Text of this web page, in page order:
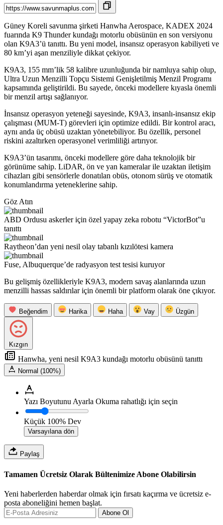
Güney Koreli savunma şirketi Hanwha Aerospace, KADEX 2024
fuarında K9 Thunder kundağı motorlu obüsünün en son versiyonu
olan K9A3’ü tanıttı. Bu yeni model, insansız operasyon kabiliyeti ve
80 km’yi aşan menziliyle dikkat çekiyor.
K9A3, 155 mm’lik 58 kalibre uzunluğunda bir namluya sahip olup,
Ultra Uzun Menzilli Topçu Sistemi Genişletilmiş Menzil Programı
kapsamında geliştirildi. Bu sayede, önceki modellere kıyasla önemli
bir menzil artışı sağlanıyor.
İnsansız operasyon yeteneği sayesinde, K9A3, insanlı-insansız ekip
çalışması (MUM-T) görevleri için optimize edildi. Bir kontrol aracı,
aynı anda üç obüsü uzaktan yönetebiliyor. Bu özellik, personel
riskini azaltırken operasyonel verimliliği artırıyor.
K9A3’ün tasarımı, önceki modellere göre daha teknolojik bir
görünüme sahip. LiDAR, ön ve yan kameralar ile uzaktan iletişim
cihazları gibi sensörlerle donatılan obüs, otonom sürüş ve otomatik
konumlandırma yeteneklerine sahip.
Göz Atın
ABD Ordusu askerler için özel yapay zeka robotu “VictorBot”u
tanıttı
Raytheon’dan yeni nesil olay tabanlı kızılötesi kamera
Fuse, Albuquerque’de radyasyon test tesisi kuruyor
Bu gelişmiş özellikleriyle K9A3, modern savaş alanlarında uzun
menzilli hassas saldırılar için önemli bir platform olarak öne çıkıyor.
Beğendim Harika Haha Vay Üzgün
Kızgın
Hanwha, yeni nesil K9A3 kundağı motorlu obüsünü tanıttı
Normal (100%)
Yazı Boyutunu Ayarla Okuma rahatlığı için seçin
Küçük 100% Dev
Varsayılana dön
Paylaş
Tamamen Ücretsiz Olarak Bültenimize Abone Olabilirsin
Yeni haberlerden haberdar olmak için fırsatı kaçırma ve ücretsiz e-
posta aboneliğini hemen başlat.
Abone Ol